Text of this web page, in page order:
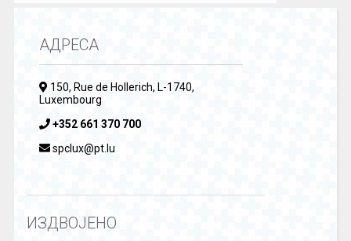
АДРЕСА
150, Rue de Hollerich, L-1740,
Luxembourg
+352 661 370 700
spclux@pt.lu
ИЗДВОЈЕНО